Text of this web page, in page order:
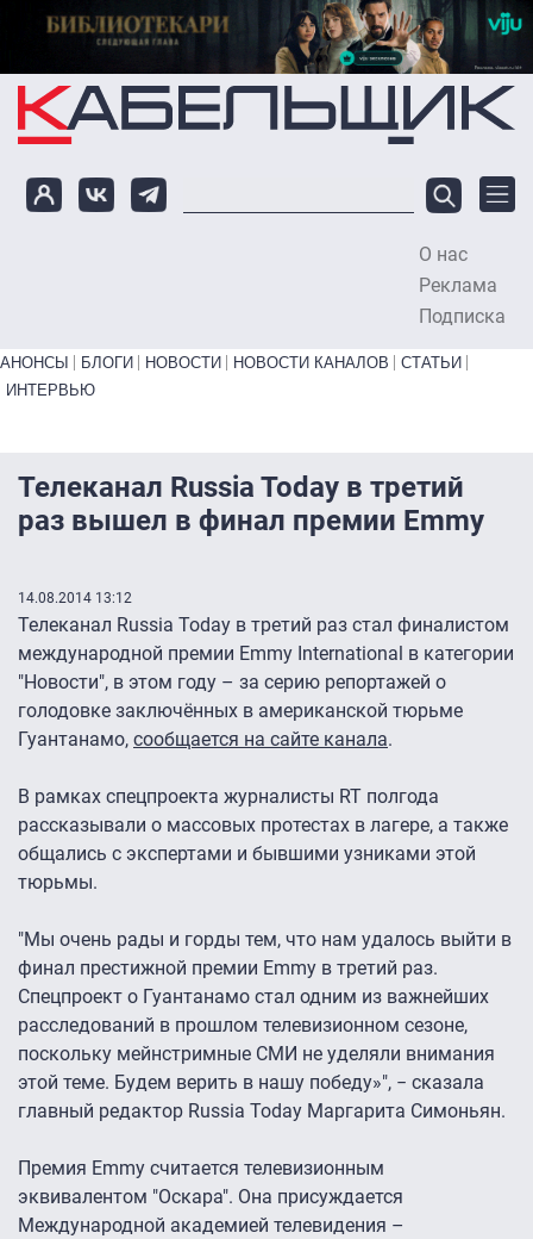
Перейти к основному содержанию
О нас
Реклама
Подписка
Primary links bottom
АНОНСЫ БЛОГИ НОВОСТИ НОВОСТИ КАНАЛОВ
СТАТЬИ
ИНТЕРВЬЮ
Телеканал Russia Today в третий
раз вышел в финал премии Emmy
14.08.2014 13:12
Телеканал Russia Today в третий раз стал финалистом
международной премии Emmy International в категории
"Новости", в этом году – за серию репортажей о
голодовке заключённых в американской тюрьме
Гуантанамо, сообщается на сайте канала.
В рамках спецпроекта журналисты RT полгода
рассказывали о массовых протестах в лагере, а также
общались с экспертами и бывшими узниками этой
тюрьмы.
"Мы очень рады и горды тем, что нам удалось выйти в
финал престижной премии Emmy в третий раз.
Спецпроект о Гуантанамо стал одним из важнейших
расследований в прошлом телевизионном сезоне,
поскольку мейнстримные СМИ не уделяли внимания
этой теме. Будем верить в нашу победу»", − сказала
главный редактор Russia Today Маргарита Симоньян.
Премия Emmy считается телевизионным
эквивалентом "Оскара". Она присуждается
Международной академией телевидения –